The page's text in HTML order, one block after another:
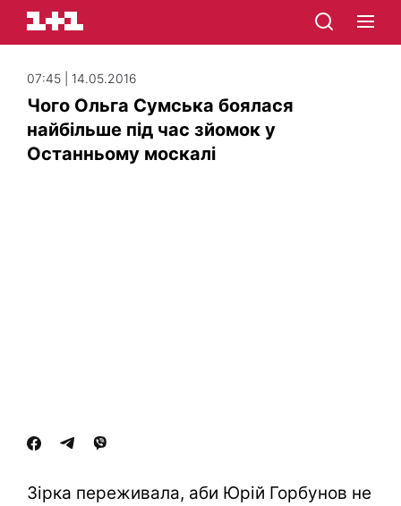
07:45 | 14.05.2016
Чого Ольга Сумська боялася
найбільше під час зйомок у
Останньому москалі
Зірка переживала, аби Юрій Горбунов не